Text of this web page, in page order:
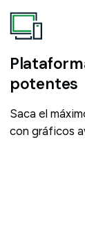
potentes
Saca el
con gráficos